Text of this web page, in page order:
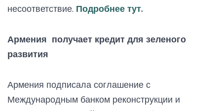
несоответствие. Подробнее тут.
Армения получает кредит для зеленого
развития
Армения подписала соглашение с
Международным банком реконструкции и